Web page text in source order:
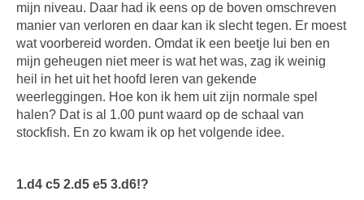
mijn niveau. Daar had ik eens op de boven omschreven
manier van verloren en daar kan ik slecht tegen. Er moest
wat voorbereid worden. Omdat ik een beetje lui ben en
mijn geheugen niet meer is wat het was, zag ik weinig
heil in het uit het hoofd leren van gekende
weerleggingen. Hoe kon ik hem uit zijn normale spel
halen? Dat is al 1.00 punt waard op de schaal van
stockfish. En zo kwam ik op het volgende idee.
1.d4 c5 2.d5 e5 3.d6!?